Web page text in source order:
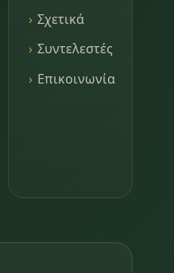
Σχετικά
Συντελεστές
Επικοινωνία